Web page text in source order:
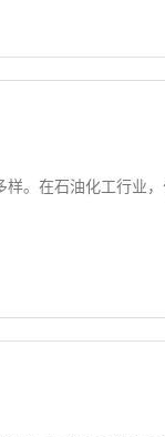
。在石油化工行业